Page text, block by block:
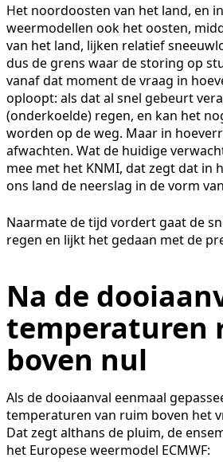
Het noordoosten van het land, en
weermodellen ook het oosten,
van het land, lijken relatief
dus de grens waar de storing op
vanaf dat moment de vraag in
oploopt: als dat al snel gebeurt
(onderkoelde) regen, en kan het
worden op de weg. Maar in
afwachten. Wat de huidige
mee met het KNMI, dat zegt dat in
ons land de neerslag in de vorm
Naarmate de tijd vordert gaat de
regen en lijkt het gedaan met de
Na de
temperaturen
boven nul
Als de dooiaanval eenmaal
temperaturen van ruim boven het
Dat zegt althans de pluim, de
het Europese weermodel ECMWF: